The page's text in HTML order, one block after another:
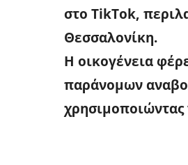
στο TikTok,
Θεσσαλονίκη.
Η οικογένεια
παράνομων
χρησιμοποιώντας